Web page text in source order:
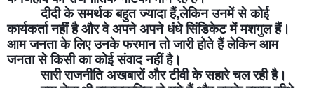
दीदी के समर्थक बहुत ज्यादा हैं,लेकिन उनमें से कोई
कार्यकर्ता नहीं है और वे अपने अपने धंधे सिंडिकेट में मशगुल हैं।
आम जनता के लिए उनके फरमान तो जारी होते हैं लेकिन आम
जनता से किसी का कोई संवाद नहीं है।
सारी राजनीति अखबारों और टीवी के सहारे चल रही है।